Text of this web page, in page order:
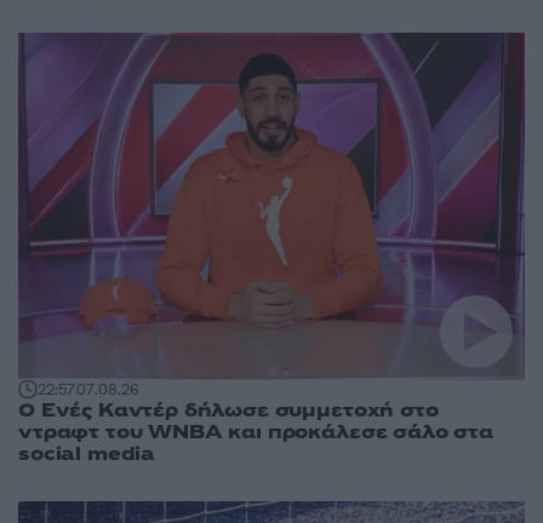
22:5707.08.26
Ο Ενές Καντέρ δήλωσε συμμετοχή στο
ντραφτ του WNBA και προκάλεσε σάλο στα
social media